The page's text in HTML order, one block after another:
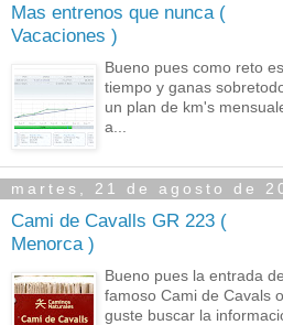
Mas entrenos que nunca (
Vacaciones )
Bueno pues como reto
tiempo y ganas
un plan de km's
a...
martes, 21 de agosto de
Cami de Cavalls GR 223 (
Menorca )
Bueno pues la entrada
famoso Cami de Cavals
guste buscar la